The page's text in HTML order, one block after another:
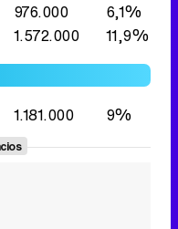
976.000
6,1%
1.572.000 11,9%
1.181.000 9%